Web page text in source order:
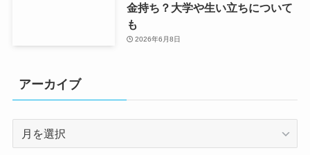
金持ち？大学や生い立ちについて
も
2026年6月8日
アーカイブ